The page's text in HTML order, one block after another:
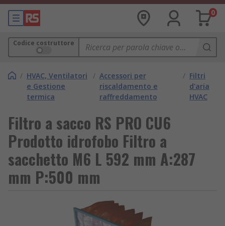
0
Codice costruttore
/ HVAC, Ventilatori
e Gestione
termica
/ Accessori per
riscaldamento e
raffreddamento
/ Filtri
d'aria
HVAC
Filtro a sacco RS PRO CU6
Prodotto idrofobo Filtro a
sacchetto M6 L 592 mm A:287
mm P:500 mm